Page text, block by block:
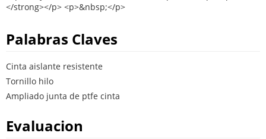
Palabras Claves
Cinta aislante resistente
Tornillo hilo
Ampliado junta de ptfe cinta
Evaluacion